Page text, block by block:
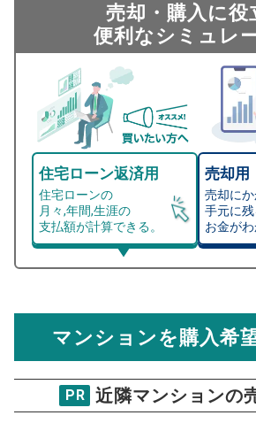
売却・購入に役
便利なシミュレ
住宅ローン返済用
住宅ローンの
月々,年間,生涯の
支払額が計算できる。
売却用
売却に
手元に残
お金がわ
総支払額シミュレ
物件価格
マンション売却シミ
ファミリアーレ小幡苗代
マンションを購入希
PR 近隣マンションの